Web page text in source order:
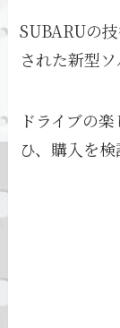
SUBARUの
された新型ソ
ドライブの
ひ、購入を